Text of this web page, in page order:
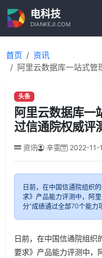
电科技
DIANKEJI.COM
首页
资讯
阿里云数据库一站式管
头条
阿里云数据库一
过信通院权威评
资讯 辛雯 2022-11-
日前，在中国信通院组织
求》产品能力评测中，阿
分"成绩通过全部70个能力
日前，在中国信通院组织
要求》产品能力评测中，